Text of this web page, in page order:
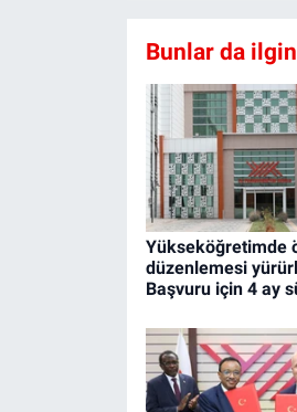
Bunlar da
Yükseköğretimde
düzenlemesi
Başvuru için 4 ay